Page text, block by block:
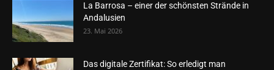
La Barrosa – einer der schönsten Strände in
Andalusien
23. Mai 2026
Das digitale Zertifikat: So erledigt man